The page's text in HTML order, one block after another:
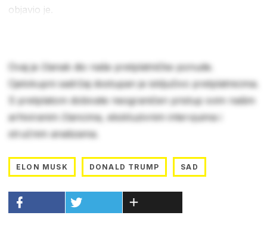
objavio je.
Ovaj je članak dio naše pretplatničke ponude.
Cjelokupni sadržaj dostupan je isključivo pretplatnicima.
S pretplatom dobivate neograničen pristup svim našim
arhiviranim člancima, ekskluzivnim intervjuima i
stručnim analizama.
ELON MUSK DONALD TRUMP SAD